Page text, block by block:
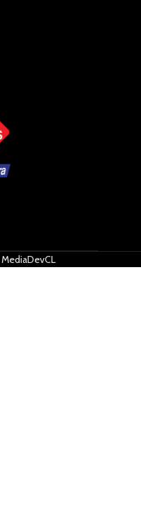
MediaDevCL